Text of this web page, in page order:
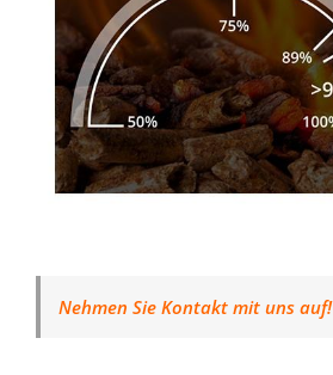
Nehmen Sie Kontakt mit uns auf!